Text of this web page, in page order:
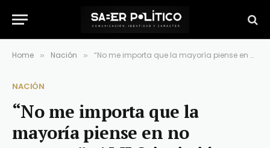
Home » Nación » “No me importa que la mayoría piense en no regresar”: AMLO insistió que habrá clases presenciales en agosto
NACIÓN
“No me importa que la
mayoría piense en no